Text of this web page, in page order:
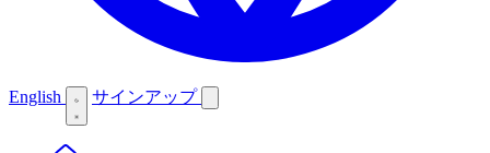
English サインアップ